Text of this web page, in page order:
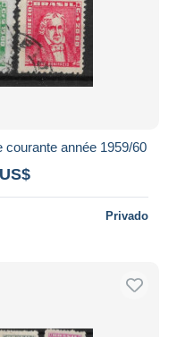
courante année 1959/60
Privado